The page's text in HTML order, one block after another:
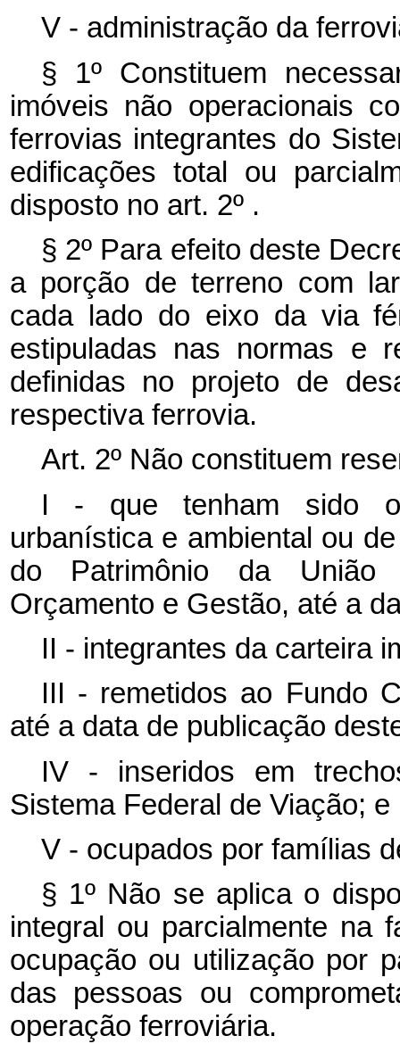
V - administração da
§ 1º Constituem
imóveis não operacionais
ferrovias integrantes do
edificações total ou
disposto no art. 2º .
§ 2º Para efeito deste
a porção de terreno com
cada lado do eixo da via
estipuladas nas normas e
definidas no projeto de
respectiva ferrovia.
Art. 2º Não constituem
I - que tenham sido
urbanística e ambiental ou
do Patrimônio da União
Orçamento e Gestão, até a
II - integrantes da carteira
III - remetidos ao Fundo
até a data de publicação
IV - inseridos em
Sistema Federal de Viação; e
V - ocupados por famílias
§ 1º Não se aplica o
integral ou parcialmente na
ocupação ou utilização por
das pessoas ou
operação ferroviária.